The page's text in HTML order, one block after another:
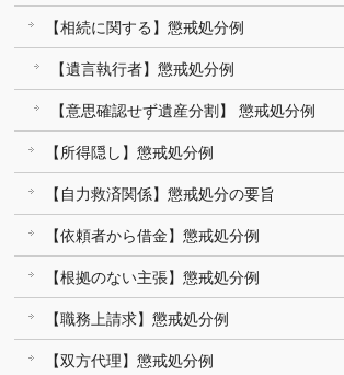
【相続に関する】懲戒処分例
【遺言執行者】懲戒処分例
【意思確認せず遺産分割】 懲戒処分例
【所得隠し】懲戒処分例
【自力救済関係】懲戒処分の要旨
【依頼者から借金】懲戒処分例
【根拠のない主張】懲戒処分例
【職務上請求】懲戒処分例
【双方代理】懲戒処分例